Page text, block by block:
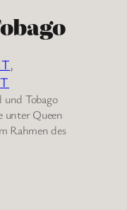
T
Tobago
unter Queen
Rahmen des